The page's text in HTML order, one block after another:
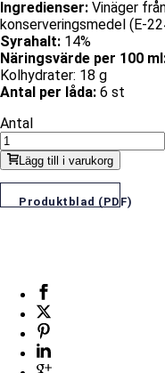
Ingredienser: Vinäger
konserveringsmedel (E-
Syrahalt: 14%
Näringsvärde per 100
Kolhydrater: 18 g
Antal per låda: 6 st
Antal
Lägg till i varukorg
Produktblad (PDF)